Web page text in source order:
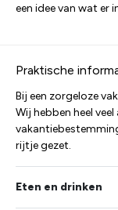
een idee van wat er
Praktische
Bij een zorgeloze
Wij hebben heel
rijtje gezet.
Eten en drinken